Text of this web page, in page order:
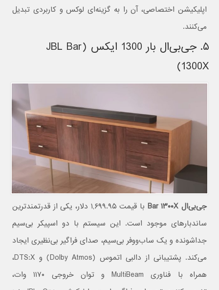
اپلیکیشن اختصاصی، آن را به گزینه‌ای لوکس و کاربردی تبدیل
می‌کنند.
۵. جی‌بی‌ال بار 1300 ایکس (JBL Bar
1300X)
جی‌بی‌ال Bar ۱۳۰۰X
با قیمت ۱,۶۹۹.۹۵ دلار، یکی از قدرتمندترین
ساندبارهای موجود است. این سیستم با دو اسپیکر بی‌سیم
جداشونده و یک ساب‌ووفر بی‌سیم، صدای فراگیر بی‌نظیری ایجاد
می‌کند. پشتیبانی از دالبی اتموس (Dolby Atmos) و DTS:X،
همراه با فناوری MultiBeam و توان خروجی ۱۱۷۰ وات،